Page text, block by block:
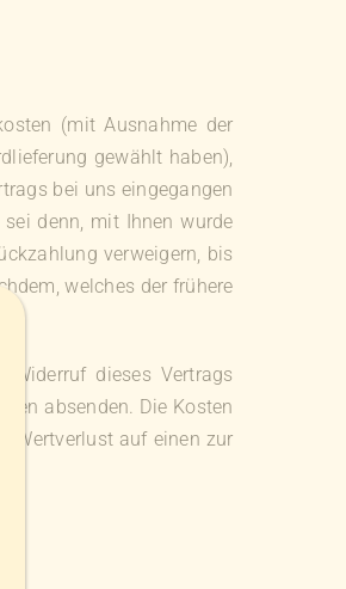
(mit Ausnahme der
gewählt haben),
bei uns eingegangen
denn, mit Ihnen wurde
verweigern, bis
welches der frühere
dieses Vertrags
absenden. Die Kosten
Wertverlust auf einen zur